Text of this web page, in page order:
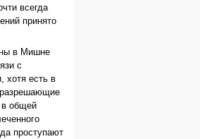
всегда
принято
в Мишне
с
хотя есть в
разрешающие
в общей
проступают